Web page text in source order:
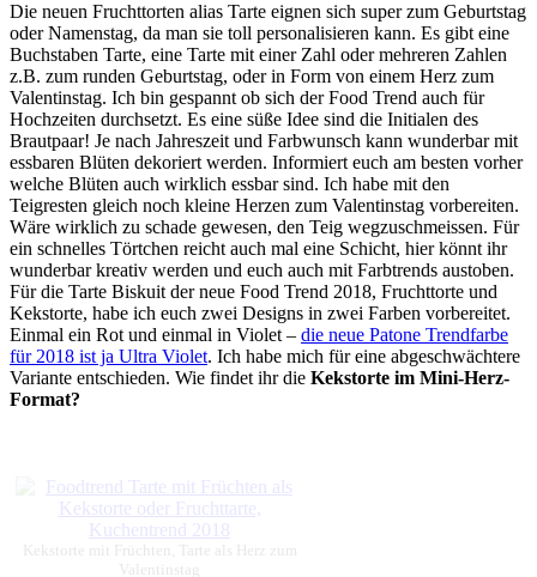
Die neuen Fruchttorten alias Tarte eignen sich super zum Geburtstag
oder Namenstag, da man sie toll personalisieren kann. Es gibt eine
Buchstaben Tarte, eine Tarte mit einer Zahl oder mehreren Zahlen
z.B. zum runden Geburtstag, oder in Form von einem Herz zum
Valentinstag. Ich bin gespannt ob sich der Food Trend auch für
Hochzeiten durchsetzt. Es eine süße Idee sind die Initialen des
Brautpaar! Je nach Jahreszeit und Farbwunsch kann wunderbar mit
essbaren Blüten dekoriert werden. Informiert euch am besten vorher
welche Blüten auch wirklich essbar sind. Ich habe mit den
Teigresten gleich noch kleine Herzen zum Valentinstag vorbereiten.
Wäre wirklich zu schade gewesen, den Teig wegzuschmeissen. Für
ein schnelles Törtchen reicht auch mal eine Schicht, hier könnt ihr
wunderbar kreativ werden und euch auch mit Farbtrends austoben.
Für die Tarte Biskuit der neue Food Trend 2018, Fruchttorte und
Kekstorte, habe ich euch zwei Designs in zwei Farben vorbereitet.
Einmal ein Rot und einmal in Violet – die neue Patone Trendfarbe
für 2018 ist ja Ultra Violet. Ich habe mich für eine abgeschwächtere
Variante entschieden. Wie findet ihr die Kekstorte im Mini-Herz-
Format?
Kekstorte mit Früchten, Tarte als Herz zum
Valentinstag